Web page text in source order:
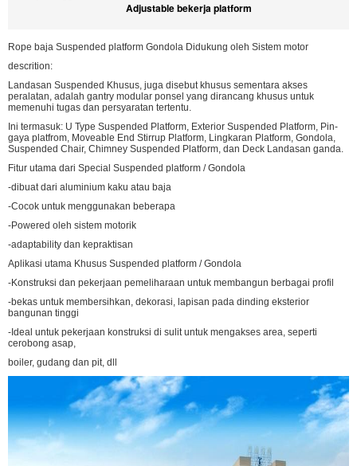
Adjustable bekerja platform
Rope baja Suspended platform Gondola Didukung oleh Sistem motor
descrition:
Landasan Suspended Khusus, juga disebut khusus sementara akses
peralatan, adalah gantry modular ponsel yang dirancang khusus untuk
memenuhi tugas dan persyaratan tertentu.
Ini termasuk: U Type Suspended Platform, Exterior Suspended Platform, Pin-
gaya platfrom, Moveable End Stirrup Platform, Lingkaran Platform, Gondola,
Suspended Chair, Chimney Suspended Platform, dan Deck Landasan ganda.
Fitur utama dari Special Suspended platform / Gondola
-dibuat dari aluminium kaku atau baja
-Cocok untuk menggunakan beberapa
-Powered oleh sistem motorik
-adaptability dan kepraktisan
Aplikasi utama Khusus Suspended platform / Gondola
-Konstruksi dan pekerjaan pemeliharaan untuk membangun berbagai profil
-bekas untuk membersihkan, dekorasi, lapisan pada dinding eksterior
bangunan tinggi
-Ideal untuk pekerjaan konstruksi di sulit untuk mengakses area, seperti
cerobong asap,
boiler, gudang dan pit, dll